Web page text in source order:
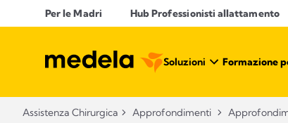
Per le Madri Hub Professionisti allattamento​
Soluzioni Formazione
Assistenza Chirurgica Approfondimenti